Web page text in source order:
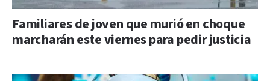
Familiares de joven que murió en choque
marcharán este viernes para pedir justicia